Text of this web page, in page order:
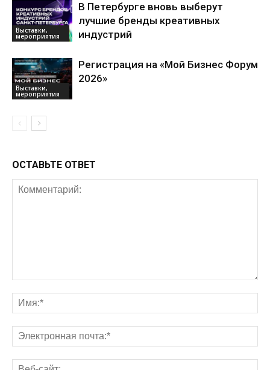
Выставки,
мероприятия
В Петербурге вновь выберут
лучшие бренды креативных
индустрий
Выставки,
мероприятия
Регистрация на «Мой Бизнес Форум
2026»
ОСТАВЬТЕ ОТВЕТ